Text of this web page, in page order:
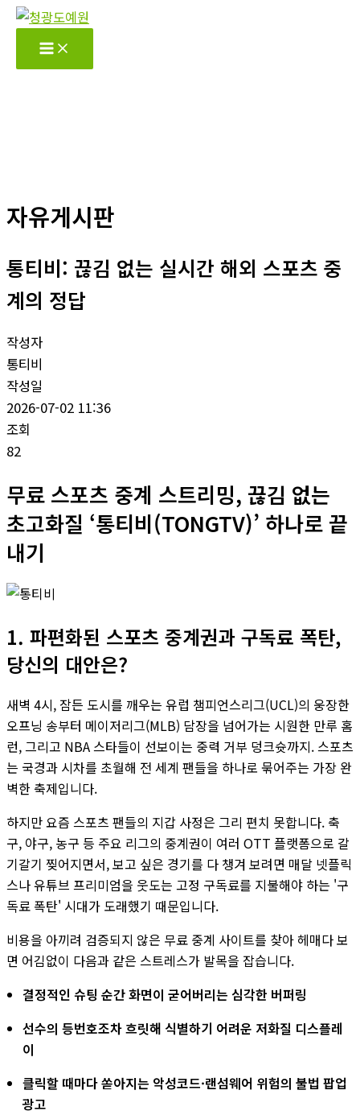
콘
자유게시판
통티비: 끊김 없는 실시간 해외 스포츠 중
계의 정답
작성자
통티비
작성일
2026-07-02 11:36
조회
82
무료 스포츠 중계 스트리밍, 끊김 없는
초고화질 ‘통티비(TONGTV)’ 하나로 끝
내기
1. 파편화된 스포츠 중계권과 구독료 폭탄,
당신의 대안은?
새벽 4시, 잠든 도시를 깨우는 유럽 챔피언스리그(UCL)의 웅장한
오프닝 송부터 메이저리그(MLB) 담장을 넘어가는 시원한 만루 홈
런, 그리고 NBA 스타들이 선보이는 중력 거부 덩크슛까지. 스포츠
는 국경과 시차를 초월해 전 세계 팬들을 하나로 묶어주는 가장 완
벽한 축제입니다.
하지만 요즘 스포츠 팬들의 지갑 사정은 그리 편치 못합니다. 축
구, 야구, 농구 등 주요 리그의 중계권이 여러 OTT 플랫폼으로 갈
기갈기 찢어지면서, 보고 싶은 경기를 다 챙겨 보려면 매달 넷플릭
스나 유튜브 프리미엄을 웃도는 고정 구독료를 지불해야 하는 '구
독료 폭탄' 시대가 도래했기 때문입니다.
비용을 아끼려 검증되지 않은 무료 중계 사이트를 찾아 헤매다 보
면 어김없이 다음과 같은 스트레스가 발목을 잡습니다.
결정적인 슈팅 순간 화면이 굳어버리는 심각한 버퍼링
선수의 등번호조차 흐릿해 식별하기 어려운 저화질 디스플레
이
클릭할 때마다 쏟아지는 악성코드·랜섬웨어 위험의 불법 팝업
광고